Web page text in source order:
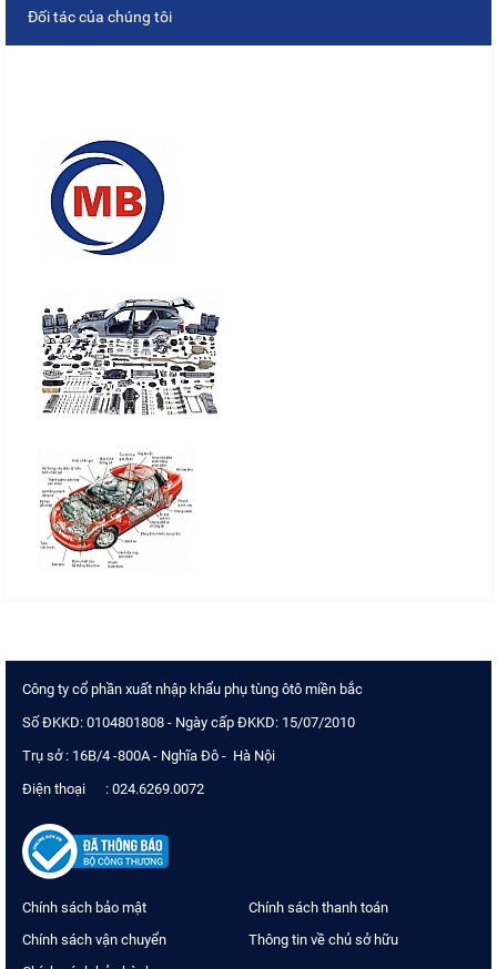
Đối tác của chúng tôi
Công ty cổ phần xuất nhập khẩu phụ tùng ôtô miền bắc
Số ĐKKD: 0104801808 - Ngày cấp ĐKKD: 15/07/2010
Trụ sở : 16B/4 -800A - Nghĩa Đô - Hà Nội
Điện thoại : 024.6269.0072
Chính sách bảo mật
Chính sách thanh toán
Chính sách vận chuyển
Thông tin về chủ sở hữu